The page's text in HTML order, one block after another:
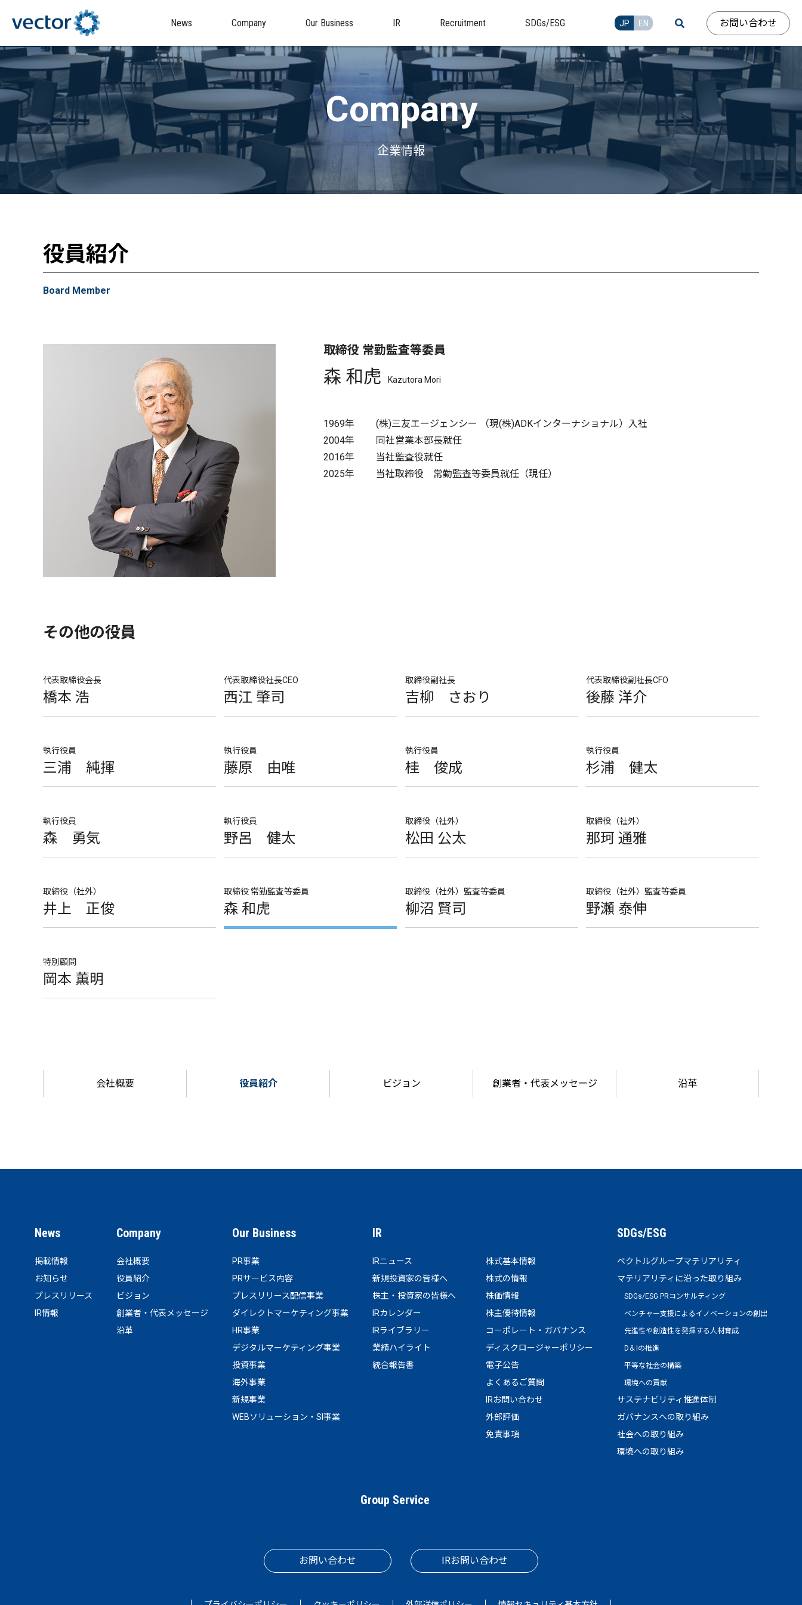
News Company Our Business IR Recruitment SDGs/ESG JP EN お問い合わせ
Company
企業情報
役員紹介
Board Member
取締役 常勤監査等委員
森 和虎 Kazutora Mori
1969年
(株)三友エージェンシー （現(株)ADKインターナショナル）入社
2004年
同社営業本部長就任
2016年
当社監査役就任
2025年
当社取締役 常勤監査等委員就任（現任）
その他の役員
代表取締役会長
橋本 浩
代表取締役社長CEO
西江 肇司
取締役副社長
吉柳 さおり
代表取締役副社長CFO
後藤 洋介
執行役員
三浦 純揮
執行役員
藤原 由唯
執行役員
桂 俊成
執行役員
杉浦 健太
執行役員
森 勇気
執行役員
野呂 健太
取締役（社外）
松田 公太
取締役（社外）
那珂 通雅
取締役（社外）
井上 正俊
取締役 常勤監査等委員
森 和虎
取締役（社外）監査等委員
柳沼 賢司
取締役（社外）監査等委員
野瀬 泰伸
特別顧問
岡本 薫明
会社概要 役員紹介 ビジョン 創業者・代表メッセージ 沿革
News
掲載情報
お知らせ
プレスリリース
IR情報
Company
会社概要
役員紹介
ビジョン
創業者・代表メッセージ
沿革
Our Business
PR事業
PRサービス内容
プレスリリース配信事業
ダイレクトマーケティング事業
HR事業
デジタルマーケティング事業
投資事業
海外事業
新規事業
WEBソリューション・SI事業
IR
IRニュース
新規投資家の皆様へ
株主・投資家の皆様へ
IRカレンダー
IRライブラリー
業績ハイライト
統合報告書
株式基本情報
株式の情報
株価情報
株主優待情報
コーポレート・ガバナンス
ディスクロージャーポリシー
電子公告
よくあるご質問
IRお問い合わせ
外部評価
免責事項
SDGs/ESG
ベクトルグループマテリアリティ
マテリアリティに沿った取り組み
SDGs/ESG PRコンサルティング
ベンチャー支援によるイノベーションの創出
先進性や創造性を発揮する人材育成
D＆Iの推進
平等な社会の構築
環境への貢献
サステナビリティ推進体制
ガバナンスへの取り組み
社会への取り組み
環境への取り組み
Group Service
お問い合わせ IRお問い合わせ